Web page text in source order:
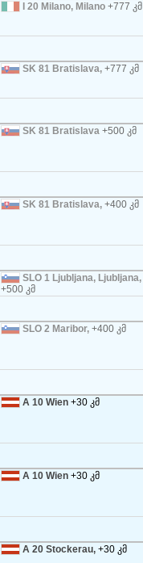
I 20 Milano, Milano +777 კმ
SK 81 Bratislava, +777 კმ
SK 81 Bratislava +500 კმ
SK 81 Bratislava, +400 კმ
SLO 1 Ljubljana, Ljubljana,
+500 კმ
SLO 2 Maribor, +400 კმ
A 10 Wien +30 კმ
A 10 Wien +30 კმ
A 20 Stockerau, +30 კმ